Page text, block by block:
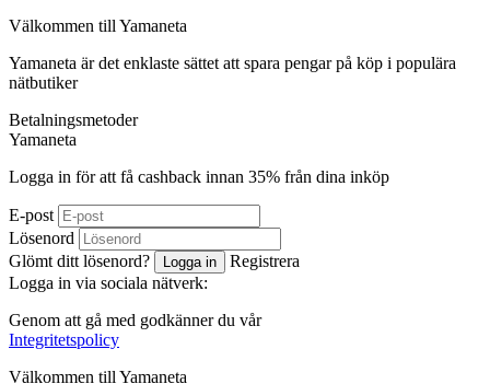
Välkommen till Yamaneta
Yamaneta är det enklaste sättet att spara pengar på köp i populära
nätbutiker
Betalningsmetoder
Yamaneta
Logga in för att få cashback innan 35% från dina inköp
E-post
Lösenord
Glömt ditt lösenord?
Logga in
Registrera
Logga in via sociala nätverk:
Genom att gå med godkänner du vår
Integritetspolicy
Välkommen till Yamaneta